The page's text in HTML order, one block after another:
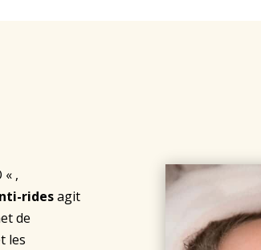
« ,
ridesagit
de
les